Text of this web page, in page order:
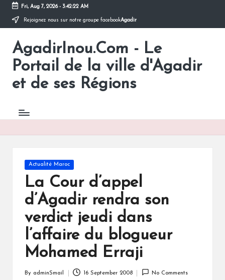
Skip
content
Fri, Aug 7, 2026- 3:42:22 AM
Rejoignez nous sur notre groupe facebookAgadir
AgadirInou.Com - Le
Portail de la ville d'Agadir
et de ses Régions
Toute
l'actualité
ville
en
un
Posted
in
Actualité Maroc
La Cour d’appel
d’Agadir rendra son
verdict jeudi dans
l’affaire du blogueur
Mohamed Erraji
By adminSmail 16 September 2008 No Comments